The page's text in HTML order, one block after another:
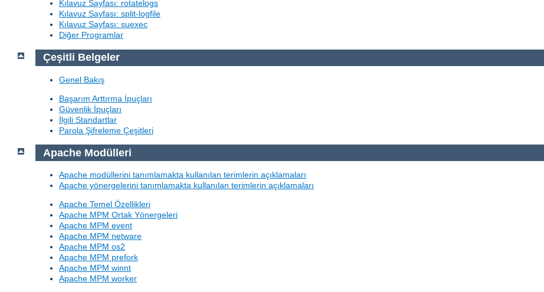
Kılavuz Sayfası: rotatelogs
Kılavuz Sayfası: split-logfile
Kılavuz Sayfası: suexec
Diğer Programlar
Çeşitli Belgeler
Genel Bakış
Başarım Arttırma İpuçları
Güvenlik İpuçları
İlgili Standartlar
Parola Şifreleme Çeşitleri
Apache Modülleri
Apache modüllerini tanımlamakta kullanılan terimlerin açıklamaları
Apache yönergelerini tanımlamakta kullanılan terimlerin açıklamaları
Apache Temel Özellikleri
Apache MPM Ortak Yönergeleri
Apache MPM event
Apache MPM netware
Apache MPM os2
Apache MPM prefork
Apache MPM winnt
Apache MPM worker